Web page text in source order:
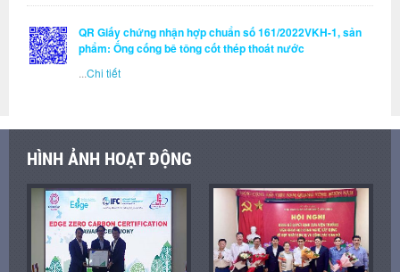
QR Giấy chứng nhận hợp chuẩn số 161/2022VKH-1, sản
phẩm: Ống cống bê tông cốt thép thoát nước
Chi tiết
HÌNH ẢNH HOẠT ĐỘNG